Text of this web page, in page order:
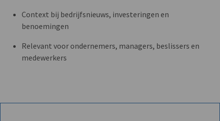
Context bij bedrijfsnieuws, investeringen en
benoemingen
Relevant voor ondernemers, managers, beslissers en
medewerkers